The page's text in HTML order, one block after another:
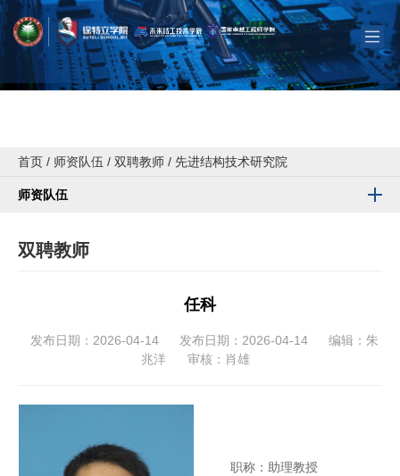
首页 / 师资队伍 / 双聘教师 / 先进结构技术研究院
师资队伍
双聘教师
任科
发布日期：2026-04-14 发布日期：2026-04-14
编辑：朱
兆洋
审核：肖雄
职称：助理教授